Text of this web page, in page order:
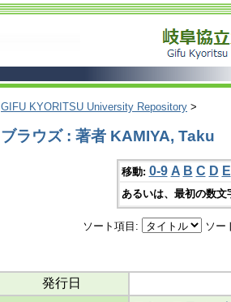
GIFU KYORITSU University Repository >
ブラウズ : 著者 KAMIYA, Taku
移動: 0-9 A B C D E
あるいは、最初の数
ソート項目: ソー
発行日